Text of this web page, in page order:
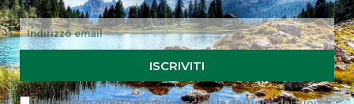
Email
Privacy
ISCRIVITI